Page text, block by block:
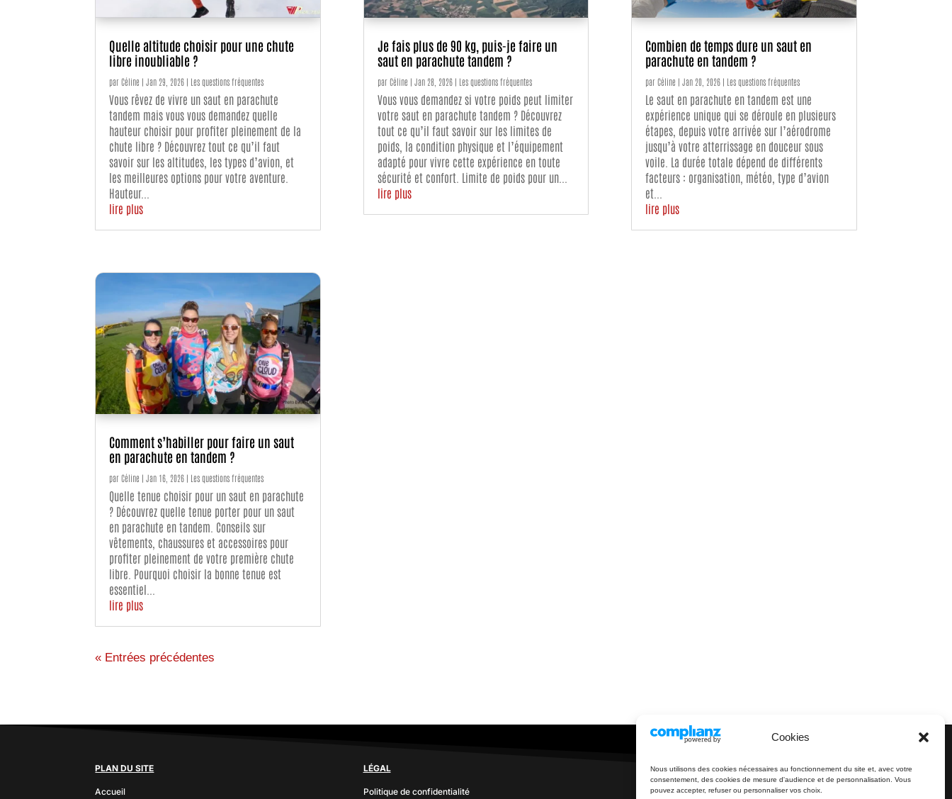
Cookies
Nous utilisons des cookies nécessaires au fonctionnement du site et, avec votre
consentement, des cookies de mesure d'audience et de personnalisation. Vous
pouvez accepter, refuser ou personnaliser vos choix.
Quelle altitude choisir pour une chute
libre inoubliable ?
parCéline |Jan 29, 2026 | Les questions fréquentes
Vous rêvez de vivre un saut en parachute
tandem mais vous vous demandez quelle
hauteur choisir pour profiter pleinement de la
chute libre ? Découvrez tout ce qu’il faut
savoir sur les altitudes, les types d’avion, et
les meilleures options pour votre aventure.
Hauteur...
lire plus
Comment s’habiller pour faire un saut
en parachute en tandem ?
parCéline |Jan 16, 2026 | Les questions fréquentes
Quelle tenue choisir pour un saut en parachute
? Découvrez quelle tenue porter pour un saut
en parachute en tandem. Conseils sur
vêtements, chaussures et accessoires pour
profiter pleinement de votre première chute
libre. Pourquoi choisir la bonne tenue est
essentiel...
lire plus
Je fais plus de 90 kg, puis-je faire un
saut en parachute tandem ?
parCéline | Jan 28, 2026| Les questions fréquentes
Vous vous demandez si votre poids peut limiter
votre saut en parachute tandem ? Découvrez
tout ce qu’il faut savoir sur les limites de
poids, la condition physique et l’équipement
adapté pour vivre cette expérience en toute
sécurité et confort. Limite de poids pour un...
lire plus
Combien de temps dure un saut en
parachute en tandem ?
parCéline | Jan 20, 2026| Les questions fréquentes
Le saut en parachute en tandem est une
expérience unique qui se déroule en plusieurs
étapes, depuis votre arrivée sur l’aérodrome
jusqu’à votre atterrissage en douceur sous
voile. La durée totale dépend de différents
facteurs : organisation, météo, type d’avion
et...
lire plus
« Entrées précédentes
PLAN DU SITE
Accueil
LÉGAL
Politique de confidentialité